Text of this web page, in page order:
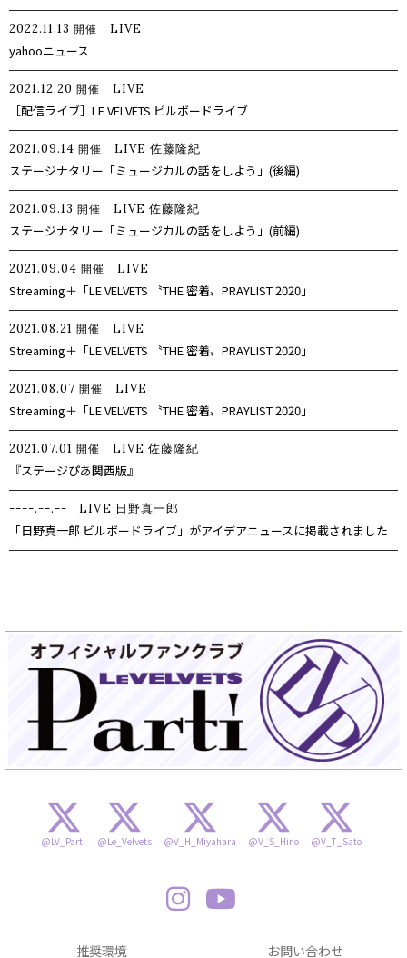
2022.11.13 開催 LIVE
yahooニュース
2021.12.20 開催 LIVE
［配信ライブ］LE VELVETS ビルボードライブ
2021.09.14 開催 LIVE 佐藤隆紀
ステージナタリー「ミュージカルの話をしよう」(後編)
2021.09.13 開催 LIVE 佐藤隆紀
ステージナタリー「ミュージカルの話をしよう」(前編)
2021.09.04 開催 LIVE
Streaming＋「LE VELVETS 〝THE 密着〟PRAYLIST 2020」
2021.08.21 開催 LIVE
Streaming＋「LE VELVETS 〝THE 密着〟PRAYLIST 2020」
2021.08.07 開催 LIVE
Streaming＋「LE VELVETS 〝THE 密着〟PRAYLIST 2020」
2021.07.01 開催 LIVE 佐藤隆紀
『ステージぴあ関西版』
----.--.-- LIVE 日野真一郎
「日野真一郎 ビルボードライブ」がアイデアニュースに掲載されました
@LV_Parti @Le_Velvets @V_H_Miyahara @V_S_Hino @V_T_Sato
推奨環境 お問い合わせ